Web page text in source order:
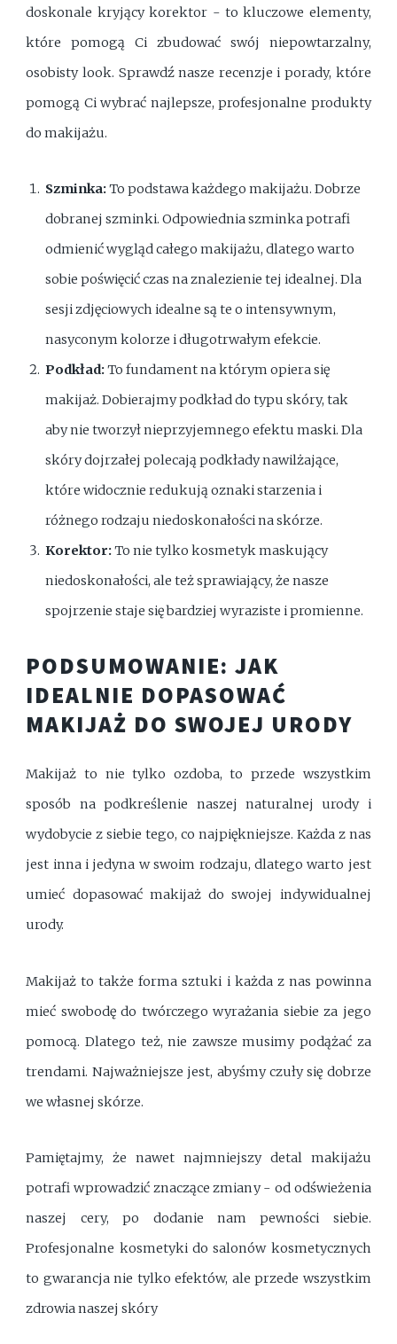
doskonale kryjący korektor - to kluczowe elementy,
które pomogą Ci zbudować swój niepowtarzalny,
osobisty look. Sprawdź nasze recenzje i porady, które
pomogą Ci wybrać najlepsze, profesjonalne produkty
do makijażu.
Szminka:To podstawa każdego makijażu. Dobrze
dobranej szminki. Odpowiednia szminka potrafi
odmienić wygląd całego makijażu, dlatego warto
sobie poświęcić czas na znalezienie tej idealnej. Dla
sesji zdjęciowych idealne są te o intensywnym,
nasyconym kolorze i długotrwałym efekcie.
Podkład:To fundament na którym opiera się
makijaż. Dobierajmy podkład do typu skóry, tak
aby nie tworzył nieprzyjemnego efektu maski. Dla
skóry dojrzałej polecają podkłady nawilżające,
które widocznie redukują oznaki starzenia i
różnego rodzaju niedoskonałości na skórze.
Korektor:To nie tylko kosmetyk maskujący
niedoskonałości, ale też sprawiający, że nasze
spojrzenie staje się bardziej wyraziste i promienne.
PODSUMOWANIE: JAK
IDEALNIE DOPASOWAĆ
MAKIJAŻ DO SWOJEJ URODY
Makijaż to nie tylko ozdoba, to przede wszystkim
sposób na podkreślenie naszej naturalnej urody i
wydobycie z siebie tego, co najpiękniejsze. Każda z nas
jest inna i jedyna w swoim rodzaju, dlatego warto jest
umieć dopasować makijaż do swojej indywidualnej
urody.
Makijaż to także forma sztuki i każda z nas powinna
mieć swobodę do twórczego wyrażania siebie za jego
pomocą. Dlatego też, nie zawsze musimy podążać za
trendami. Najważniejsze jest, abyśmy czuły się dobrze
we własnej skórze.
Pamiętajmy, że nawet najmniejszy detal makijażu
potrafi wprowadzić znaczące zmiany - od odświeżenia
naszej cery, po dodanie nam pewności siebie.
Profesjonalne kosmetyki do salonów kosmetycznych
to gwarancja nie tylko efektów, ale przede wszystkim
zdrowia naszej skóry